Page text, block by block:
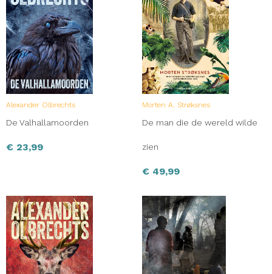
Alexander Olbrechts
De Valhallamoorden
€ 23,99
Morten A. Strøksnes
De man die de wereld wilde
zien
€ 49,99